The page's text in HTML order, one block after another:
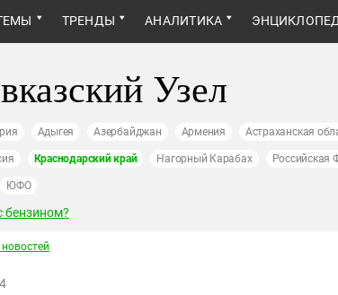
ТРЕНДЫ АНАЛИТИКА
Узел
Адыгея Азербайджан Армения Астраханская
Краснодарский край Нагорный Карабах Российская
ЮФО
бензином?